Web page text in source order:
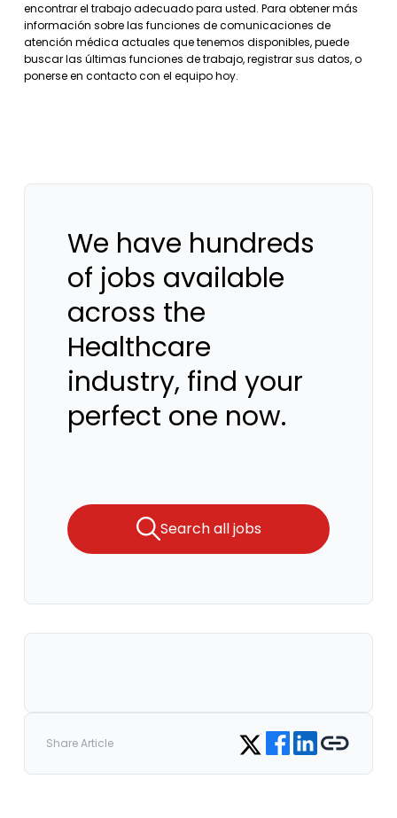
encontrar el trabajo adecuado para usted. Para obtener más
información sobre las funciones de comunicaciones de
atención médica actuales que tenemos disponibles, puede
buscar las últimas funciones de trabajo, registrar sus datos, o
ponerse en contacto con el equipo hoy.
We have hundreds
of jobs available
across the
Healthcare
industry, find your
perfect one now.
Search all jobs
Share Article Share on Twitter
Share on Facebook
Share on LinkedIn
Copy link